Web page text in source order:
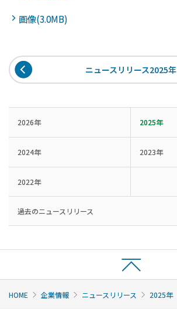
画像(3.0MB)
ニュースリリース2025年
2026年 2025年
2024年 2023年
2022年
過去のニュースリリース
HOME 企業情報 ニュースリリース 2025年